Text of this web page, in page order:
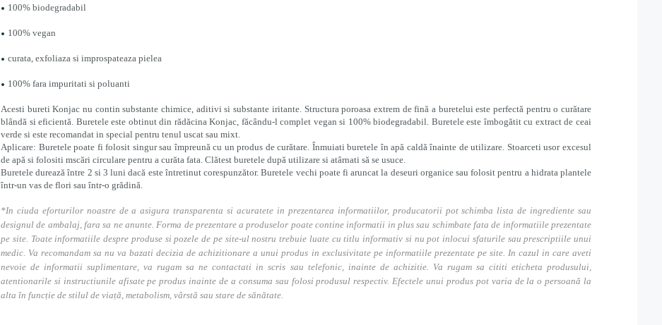
100% biodegradabil
100% vegan
curata, exfoliaza si improspateaza pielea
100% fara impuritati si poluanti
Acesti bureti Konjac nu contin substante chimice, aditivi si substante iritante. Structura poroasa extrem de fină a buretelui este perfectă pentru o curătare
blândă si eficientă. Buretele este obtinut din rădăcina Konjac, făcându-l complet vegan si 100% biodegradabil. Buretele este îmbogătit cu extract de ceai
verde si este recomandat in special pentru tenul uscat sau mixt.
Aplicare: Buretele poate fi folosit singur sau împreună cu un produs de curătare. Înmuiati buretele în apă caldă înainte de utilizare. Stoarceti usor excesul
de apă si folositi mscări circulare pentru a curăta fata. Clătest buretele după utilizare si atârnati să se usuce.
Buretele durează între 2 si 3 luni dacă este întretinut corespunzător. Buretele vechi poate fi aruncat la deseuri organice sau folosit pentru a hidrata plantele
într-un vas de flori sau într-o grădină.
*In ciuda eforturilor noastre de a asigura transparenta si acuratete in prezentarea informatiilor, producatorii pot schimba lista de ingrediente sau
designul de ambalaj, fara sa ne anunte. Forma de prezentare a produselor poate contine informatii in plus sau schimbate fata de informatiile prezentate
pe site. Toate informatiile despre produse si pozele de pe site-ul nostru trebuie luate cu titlu informativ si nu pot inlocui sfaturile sau prescriptiile unui
medic. Va recomandam sa nu va bazati decizia de achizitionare a unui produs in exclusivitate pe informatiile prezentate pe site. In cazul in care aveti
nevoie de informatii suplimentare, va rugam sa ne contactati in scris sau telefonic, inainte de achizitie. Va rugam sa cititi eticheta produsului,
atentionarile si instructiunile afisate pe produs inainte de a consuma sau folosi produsul respectiv. Efectele unui produs pot varia de la o persoană la
alta în funcție de stilul de viață, metabolism, vârstă sau stare de sănătate.